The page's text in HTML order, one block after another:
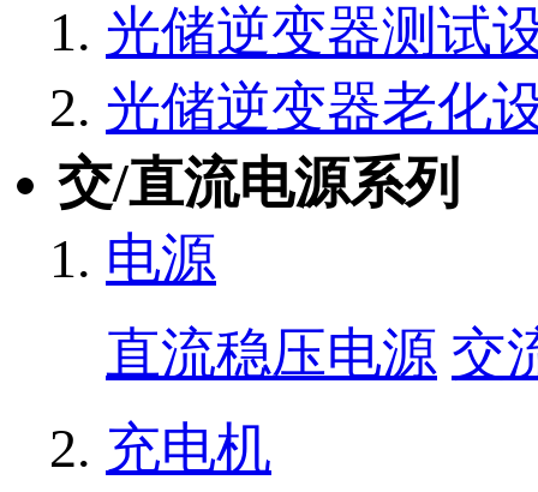
光储逆变器测试
光储逆变器老化
交/直流电源系列
电源
直流稳压电源 交
充电机